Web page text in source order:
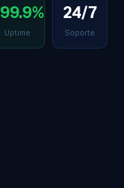
99.9%
Uptime
24/7
Soporte